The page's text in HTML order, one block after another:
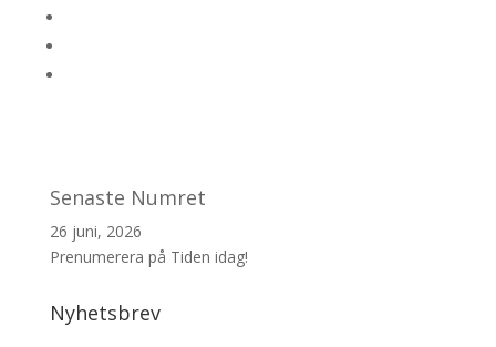
Senaste Numret
26 juni, 2026
Prenumerera på Tiden idag!
Nyhetsbrev